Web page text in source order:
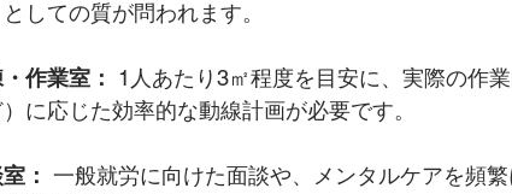
としての質が問われます。
作業室：
1人あたり3㎡程度を目安に、実際の作
に応じた効率的な動線計画が必要です。
： 一般就労に向けた面談や、メンタルケアを頻